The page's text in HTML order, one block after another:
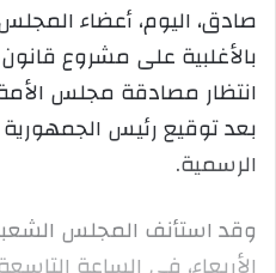
ي
د
ل
ر
صادق، اليوم، أعضاء
انتظار مصادقة مجلس
بعد توقيع رئيس
الرسمية.
وقد استأنف المجلس